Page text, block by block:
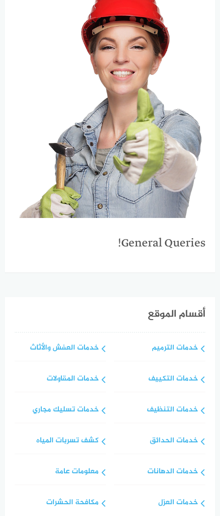
General Queries!
أقسام الموقع
خدمات الترميم
خدمات التكييف
خدمات التنظيف
خدمات الحدائق
خدمات الدهانات
خدمات العزل
خدمات العفش والأثاث
خدمات المقاولات
خدمات تسليك مجاري
كشف تسربات المياه
معلومات عامة
مكافحة الحشرات